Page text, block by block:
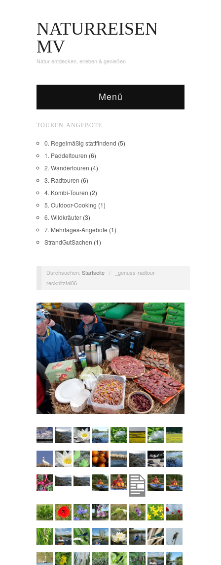
NATURREISEN
MV
Natur entdecken, erleben & genießen
Menü
TOUREN-ANGEBOTE
0. Regelmäßig stattfindend (5)
1. Paddeltouren (6)
2. Wandertouren (4)
3. Radtouren (6)
4. Kombi-Touren (2)
5. Outdoor-Cooking (1)
6. Wildkräuter (3)
7. Mehrtages-Angebote (1)
StrandGutSachen (1)
Durchsuchen: Startseite /
_genuss-radtour-
recknitztal06